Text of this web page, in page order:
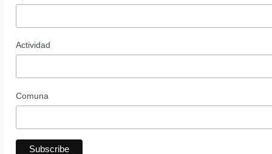
Actividad
Comuna